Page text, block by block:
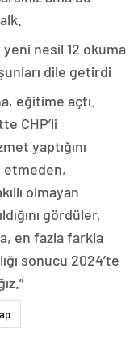
nesil 12 okuma
dile getirdi
eğitime açtı.
CHP’li
yaptığını
etmeden,
olmayan
gördüler,
en fazla farkla
sonucu 2024’te